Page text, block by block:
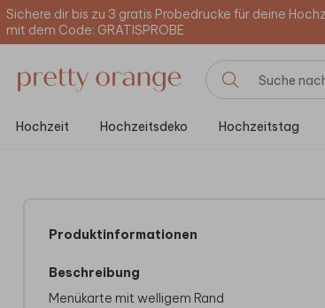
Sichere dir bis zu 3 gratis Probedrucke für deine
mit dem Code: GRATISPROBE
Hochzeit Hochzeitsdeko Hochzeitstag
Produktinformationen
Beschreibung
Menükarte mit welligem Rand